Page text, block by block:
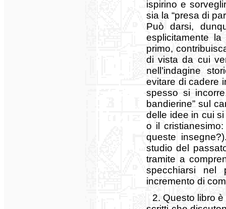
ispirino e
sia la “presa di
Può darsi,
esplicitamente
primo,
di vista da cui
nell’indagine
evitare di cadere
spesso si
bandierine” sul
delle idee in cui
o il
queste
studio del
tramite a
specchiarsi nel
incremento di
2. Questo libro